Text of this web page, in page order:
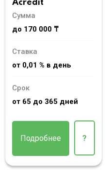
Acredit
Сумма
до 170 000 ₸
Ставка
от 0,01 % в день
Срок
от 65 до 365 дней
Подробнее ?